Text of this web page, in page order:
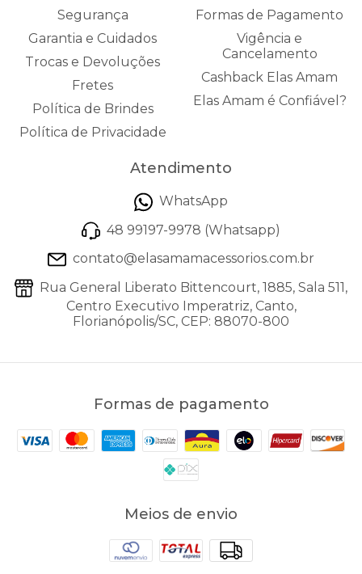
Segurança
Garantia e Cuidados
Trocas e Devoluções
Fretes
Política de Brindes
Política de Privacidade
Formas de Pagamento
Vigência e
Cancelamento
Cashback Elas Amam
Elas Amam é Confiável?
Atendimento
WhatsApp
48 99197-9978 (Whatsapp)
contato@elasamamacessorios.com.br
Rua General Liberato Bittencourt, 1885, Sala 511,
Centro Executivo Imperatriz, Canto,
Florianópolis/SC, CEP: 88070-800
Formas de pagamento
Meios de envio